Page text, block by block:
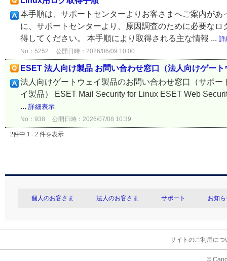
本手順は、サポートセンターよりお客さまへご案内が
に、サポートセンターより、原因調査のために必要な
得してください。 本手順により取得される主な情報 ... 詳
No：5252 公開日時：2026/06/09 10:00
ESET 法人向け製品 お問い合わせ窓口（法人向けゲー
法人向けゲートウェイ製品のお問い合わせ窓口（サポ
イ製品） ESET Mail Security for Linux ESET Web
... 詳細表示
No：938 公開日時：2026/07/08 10:39
2件中 1 - 2 件を表示
個人のお客さま 法人のお客さま サポート お知
サイトのご利用につ
©